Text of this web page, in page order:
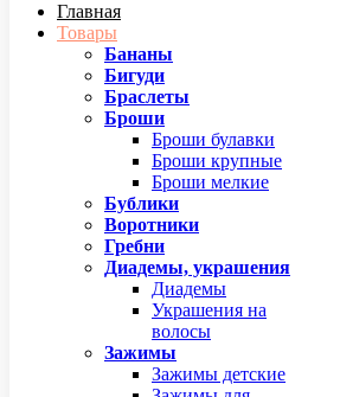
Главная
Товары
Бананы
Бигуди
Браслеты
Броши
Броши булавки
Броши крупные
Броши мелкие
Бублики
Воротники
Гребни
Диадемы, украшения
Диадемы
Украшения на
волосы
Зажимы
Зажимы детские